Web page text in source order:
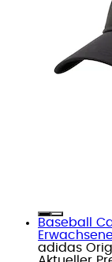
Baseball
adidas